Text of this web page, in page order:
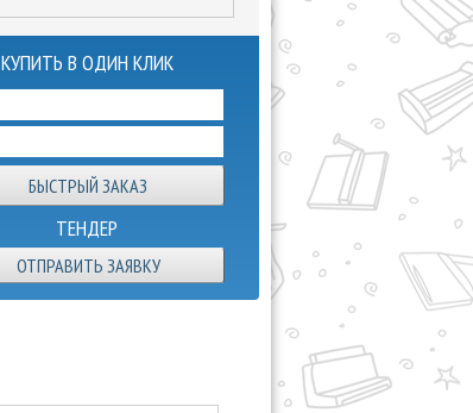
КУПИТЬ В ОДИН КЛИК
ТЕНДЕР
ОТПРАВИТЬ ЗАЯВКУ